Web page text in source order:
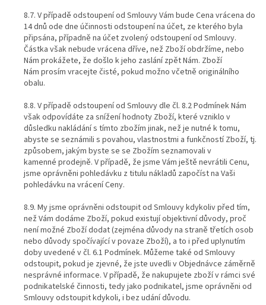
8.7. V případě odstoupení od Smlouvy Vám bude Cena vrácena do
14 dnů ode dne účinnosti odstoupení na účet, ze kterého byla
připsána, případně na účet zvolený odstoupení od Smlouvy.
Částka však nebude vrácena dříve, než Zboží obdržíme, nebo
Nám prokážete, že došlo k jeho zaslání zpět Nám. Zboží
Nám prosím vracejte čisté, pokud možno včetně originálního
obalu.
8.8. V případě odstoupení od Smlouvy dle čl. 8.2 Podmínek Nám
však odpovídáte za snížení hodnoty Zboží, které vzniklo v
důsledku nakládání s tímto zbožím jinak, než je nutné k tomu,
abyste se seznámili s povahou, vlastnostmi a funkčností Zboží, tj.
způsobem, jakým byste se se Zbožím seznamovali v
kamenné prodejně. V případě, že jsme Vám ještě nevrátili Cenu,
jsme oprávněni pohledávku z titulu nákladů započíst na Vaši
pohledávku na vrácení Ceny.
8.9. My jsme oprávněni odstoupit od Smlouvy kdykoliv před tím,
než Vám dodáme Zboží, pokud existují objektivní důvody, proč
není možné Zboží dodat (zejména důvody na straně třetích osob
nebo důvody spočívající v povaze Zboží), a to i před uplynutím
doby uvedené v čl. 6.1 Podmínek. Můžeme také od Smlouvy
odstoupit, pokud je zjevné, že jste uvedli v Objednávce záměrně
nesprávné informace. V případě, že nakupujete zboží v rámci své
podnikatelské činnosti, tedy jako podnikatel, jsme oprávněni od
Smlouvy odstoupit kdykoli, i bez udání důvodu.